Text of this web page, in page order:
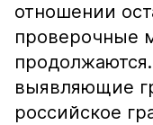
отношении
проверочные
выявляющие
российское